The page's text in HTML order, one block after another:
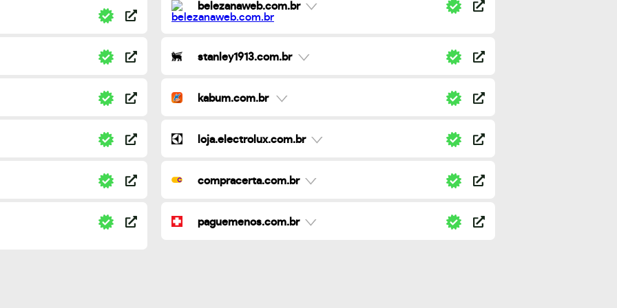
belezanaweb.com.br
stanley1913.com.br
kabum.com.br
loja.electrolux.com.br
compracerta.com.br
paguemenos.com.br